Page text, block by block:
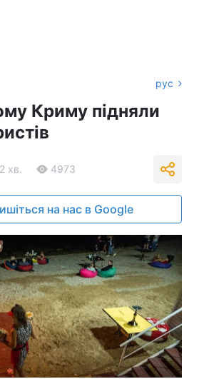
рус
Криму підняли
2 хв. 4973
на нас в Google